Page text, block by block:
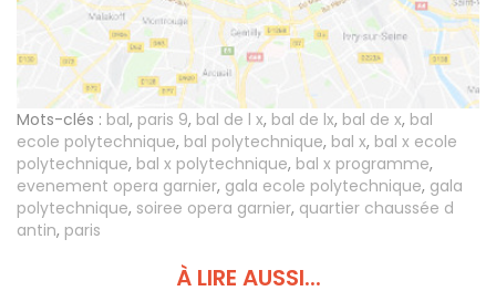
Mots-clés : bal, paris 9, bal de l x, bal de lx, bal de x, bal
ecole polytechnique, bal polytechnique, bal x, bal x ecole
polytechnique, bal x polytechnique, bal x programme,
evenement opera garnier, gala ecole polytechnique, gala
polytechnique, soiree opera garnier, quartier chaussée d
antin, paris
À LIRE AUSSI...